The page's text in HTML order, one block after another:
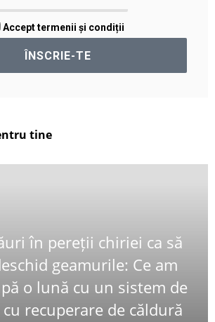
Accept termenii și condiții
tine
în pereții chiriei ca să
geamurile: Ce am
o lună cu un sistem de
recuperare de căldură